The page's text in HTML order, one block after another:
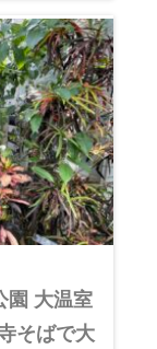
園 大温室
そばで大